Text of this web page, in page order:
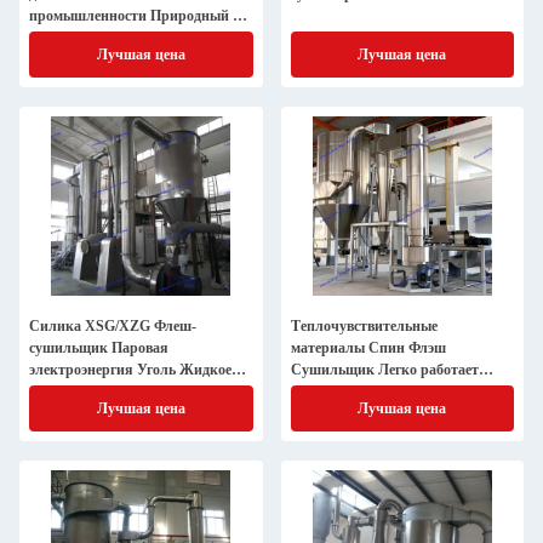
промышленности Природный газ
источник тепла
Лучшая цена
Лучшая цена
Силика XSG/XZG Флеш-
сушильщик Паровая
электроэнергия Уголь Жидкое
топливо или газ
Лучшая цена
Теплочувствительные
материалы Спин Флэш
Сушильщик Легко работает
Электромеханическое нагревание
Лучшая цена